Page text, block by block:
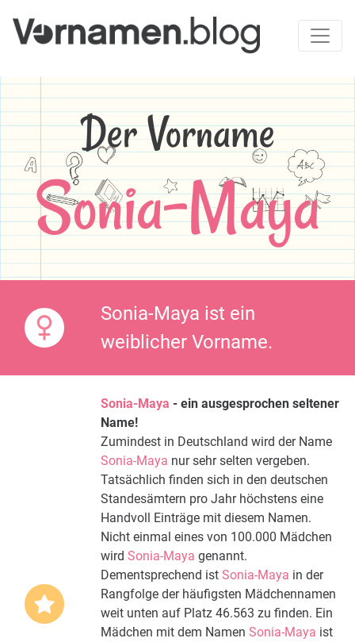
Der Vorname
Sonia-Maya
Sonia-Maya ist ein
weiblicher Vorname.
Sonia-Maya - ein ausgesprochen seltener
Name!
Zumindest in Deutschland wird der Name
Sonia-Maya nur sehr selten vergeben.
Tatsächlich finden sich in den deutschen
Standesämtern pro Jahr höchstens eine
Handvoll Einträge mit diesem Namen.
Nicht einmal eines von 100.000 Mädchen
wird Sonia-Maya genannt.
Dementsprechend ist Sonia-Maya in der
Rangfolge der häufigsten Mädchennamen
weit unten auf Platz 46.563 zu finden. Ein
Mädchen mit dem Namen Sonia-Maya ist